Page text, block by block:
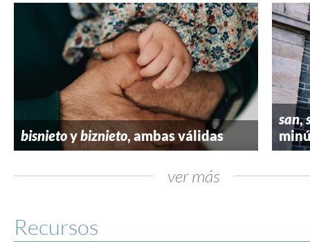
bisnietoybiznieto, ambas válidas
san,
ver más
Recursos